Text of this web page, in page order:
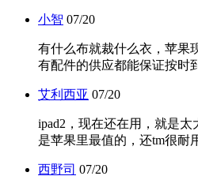
小智 07/20
有什么布就裁什么衣，苹果
有配件的供应都能保证按时
艾利西亚 07/20
ipad2，现在还在用，就是
是苹果里最值的，还tm很耐
西野司 07/20